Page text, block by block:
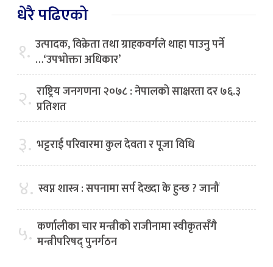
धेरै पढिएको
१. उत्पादक, विक्रेता तथा ग्राहकवर्गले थाहा पाउनु पर्ने
…‘उपभोक्ता अधिकार’
२. राष्ट्रिय जनगणना २०७८ : नेपालको साक्षरता दर ७६.३
प्रतिशत
३. भट्टराई परिवारमा कुल देवता र पूजा विधि
४. स्वप्न शास्त्र : सपनामा सर्प देख्दा के हुन्छ ? जानौं
५. कर्णालीका चार मन्त्रीको राजीनामा स्वीकृतसँगै
मन्त्रीपरिषद् पुनर्गठन